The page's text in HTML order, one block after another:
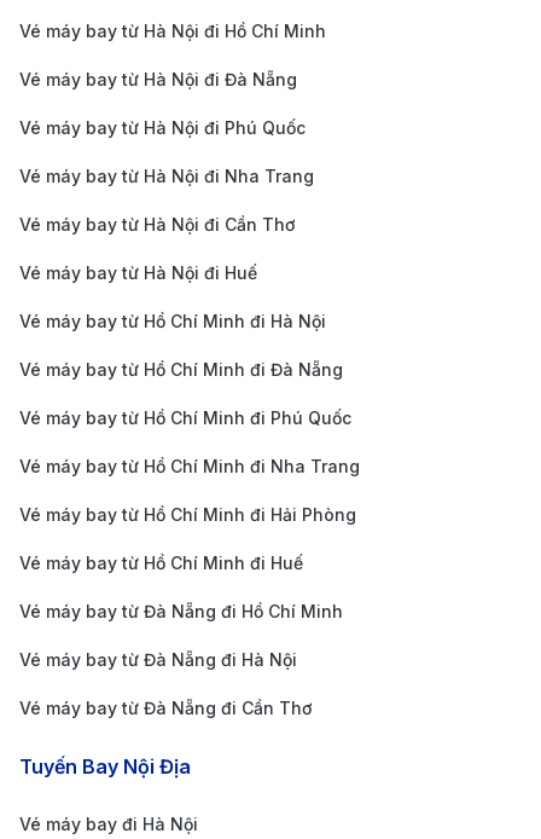
hành khách sẽ cần quá cảnh tại các thành phố lớn
ngắn thời gian di chuyển.
So sánh giá trên nhiều nền tảng:
trang đặt vé uy tín như 190 Booking để cập nhật
điểm có thể giúp bạn tiết kiệm đáng kể chi phí.
Vì sao nên đặt vé máy bay từ
TP.HCM đi Pau tại 190 Booking?
Giá vé ưu đãi, cập nhật liên tục:190 Booking hợp
tác với nhiều hãng hàng không quốc tế, cung cấp
xuyên.
Hỗ trợ khách hàng 24/7:Đội ngũ tư vấn viên luôn
sẵn sàng hỗ trợ bạn trong việc đặt vé, thay đổi
hành trình hoặc giải đáp thắc mắc một cách nhanh
Thanh toán linh hoạt, an toàn:
phương thức thanh toán như thẻ tín dụng, chuyển
Vé máy bay từ Hà Nội đi Hồ Chí Minh
Vé máy bay từ Hà Nội đi Đà Nẵng
Vé máy bay từ Hà Nội đi Phú Quốc
Vé máy bay từ Hà Nội đi Nha Trang
Vé máy bay từ Hà Nội đi Cần Thơ
Vé máy bay từ Hà Nội đi Huế
Vé máy bay từ Hồ Chí Minh đi Hà Nội
Vé máy bay từ Hồ Chí Minh đi Đà Nẵng
Vé máy bay từ Hồ Chí Minh đi Phú Quốc
Vé máy bay từ Hồ Chí Minh đi Nha Trang
Vé máy bay từ Hồ Chí Minh đi Hải Phòng
Vé máy bay từ Hồ Chí Minh đi Huế
Vé máy bay từ Đà Nẵng đi Hồ Chí Minh
Vé máy bay từ Đà Nẵng đi Hà Nội
Vé máy bay từ Đà Nẵng đi Cần Thơ
Tuyến Bay Nội Địa
Vé máy bay đi Hà Nội